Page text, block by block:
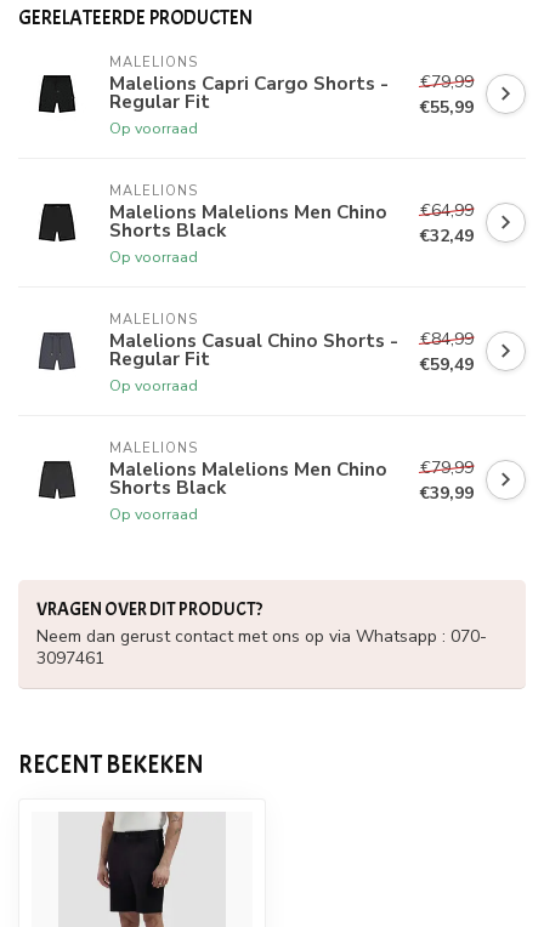
GERELATEERDE PRODUCTEN
MALELIONS
Malelions Capri Cargo Shorts -
Regular Fit
Op voorraad
€79,99
€55,99
MALELIONS
Malelions Malelions Men Chino
Shorts Black
Op voorraad
€64,99
€32,49
MALELIONS
Malelions Casual Chino Shorts -
Regular Fit
Op voorraad
€84,99
€59,49
MALELIONS
Malelions Malelions Men Chino
Shorts Black
Op voorraad
€79,99
€39,99
VRAGEN OVER DIT PRODUCT?
Neem dan gerust contact met ons op via Whatsapp : 070-
3097461
RECENT BEKEKEN